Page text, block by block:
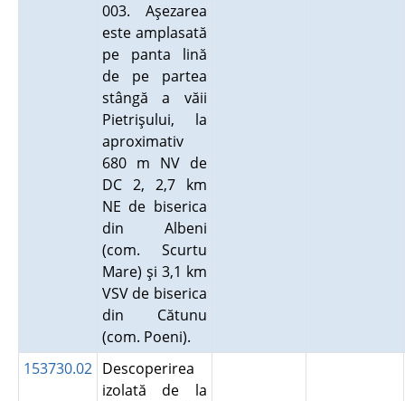
003. Aşezarea
este amplasată
pe panta lină
de pe partea
stângă a văii
Pietrişului, la
aproximativ
680 m NV de
DC 2, 2,7 km
NE de biserica
din Albeni
(com. Scurtu
Mare) şi 3,1 km
VSV de biserica
din Cătunu
(com. Poeni).
153730.02 Descoperirea
izolată de la